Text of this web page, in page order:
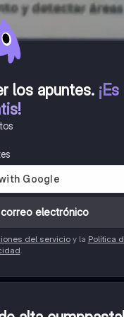
los apuntes. ¡Es
electrónico
del servicioy la Política
.